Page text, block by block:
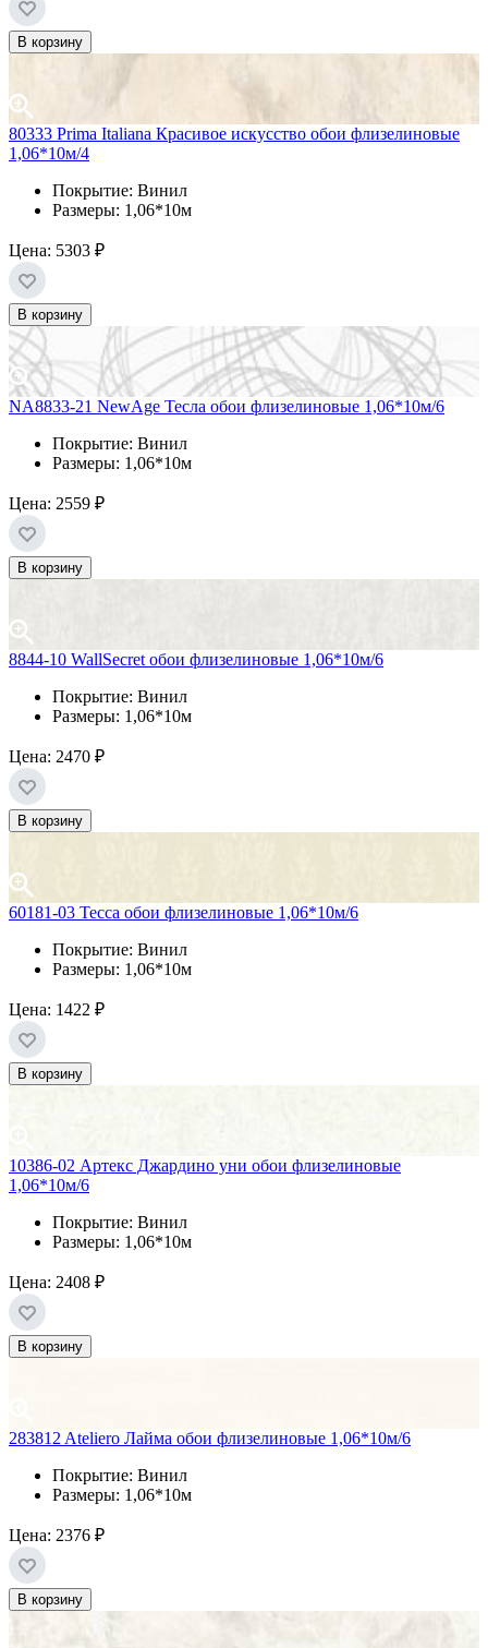
В корзину
80333 Prima Italiana Красивое искусство обои флизелиновые
1,06*10м/4
Покрытие: Винил
Размеры: 1,06*10м
Цена: 5303 ₽
В корзину
NA8833-21 NewAge Тесла обои флизелиновые 1,06*10м/6
Покрытие: Винил
Размеры: 1,06*10м
Цена: 2559 ₽
В корзину
8844-10 WallSecret обои флизелиновые 1,06*10м/6
Покрытие: Винил
Размеры: 1,06*10м
Цена: 2470 ₽
В корзину
60181-03 Тесса обои флизелиновые 1,06*10м/6
Покрытие: Винил
Размеры: 1,06*10м
Цена: 1422 ₽
В корзину
10386-02 Артекс Джардино уни обои флизелиновые
1,06*10м/6
Покрытие: Винил
Размеры: 1,06*10м
Цена: 2408 ₽
В корзину
283812 Ateliero Лайма обои флизелиновые 1,06*10м/6
Покрытие: Винил
Размеры: 1,06*10м
Цена: 2376 ₽
В корзину